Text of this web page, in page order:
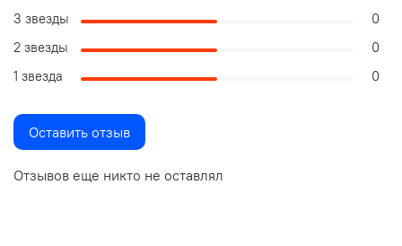
Отзывов еще никто не оставлял
3 звезды
0
2 звезды
0
1 звезда
0
Оставить отзыв